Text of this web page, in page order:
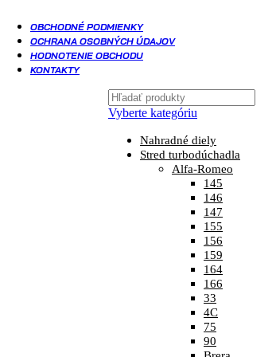
OBCHODNÉ PODMIENKY
OCHRANA OSOBNÝCH ÚDAJOV
HODNOTENIE OBCHODU
KONTAKTY
Vyberte kategóriu
Nahradné diely
Stred turbodúchadla
Alfa-Romeo
145
146
147
155
156
159
164
166
33
4C
75
90